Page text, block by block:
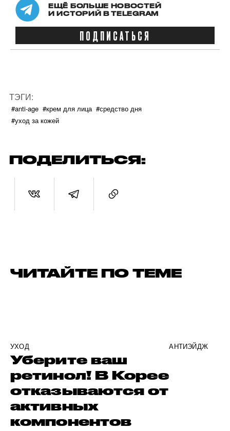
ЕЩЁ БОЛЬШЕ НОВОСТЕЙ
И ИСТОРИЙ В TELEGRAM
ПОДПИСАТЬСЯ
ТЭГИ:
#anti-age #крем для лица #средство дня
#уход за кожей
ПОДЕЛИТЬСЯ:
ЧИТАЙТЕ ПО ТЕМЕ
УХОД АНТИЭЙДЖ
Уберите ваш
ретинол! В Корее
отказываются от
активных
компонентов